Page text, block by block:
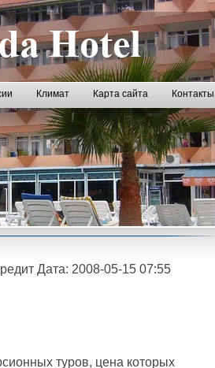
Климат Карта сайта Контакты
Дата: 2008-05-15 07:55
туров, цена которых